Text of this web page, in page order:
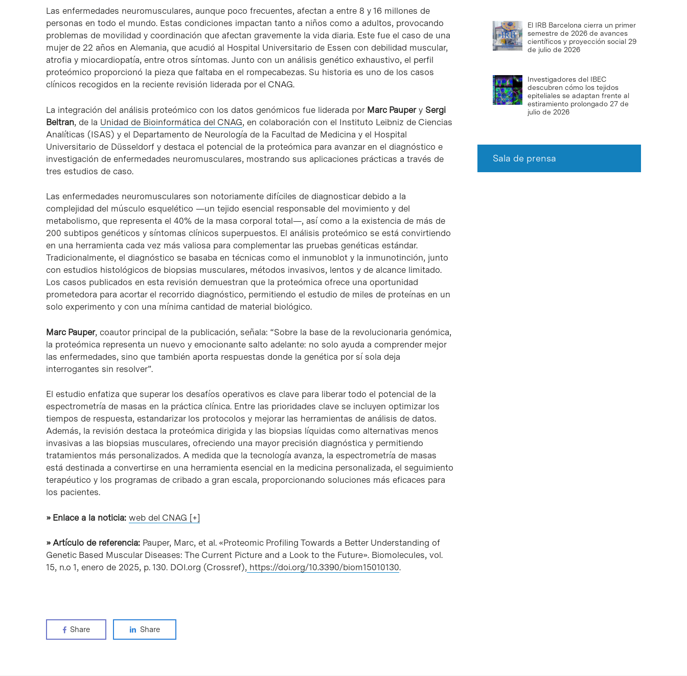
Las enfermedades neuromusculares, aunque poco frecuentes, afectan a entre 8 y 16 millones de
personas en todo el mundo. Estas condiciones impactan tanto a niños como a adultos, provocando
problemas de movilidad y coordinación que afectan gravemente la vida diaria. Este fue el caso de una
mujer de 22 años en Alemania, que acudió al Hospital Universitario de Essen con debilidad muscular,
atrofia y miocardiopatía, entre otros síntomas. Junto con un análisis genético exhaustivo, el perfil
proteómico proporcionó la pieza que faltaba en el rompecabezas. Su historia es uno de los casos
clínicos recogidos en la reciente revisión liderada por el CNAG.
La integración del análisis proteómico con los datos genómicos fue liderada por Marc Paupery Sergi
Beltran, de la Unidad de Bioinformática del CNAG, en colaboración con el Instituto Leibniz de Ciencias
Analíticas (ISAS) y el Departamento de Neurología de la Facultad de Medicina y el Hospital
Universitario de Düsseldorf y destaca el potencial de la proteómica para avanzar en el diagnóstico e
investigación de enfermedades neuromusculares, mostrando sus aplicaciones prácticas a través de
tres estudios de caso.
Las enfermedades neuromusculares son notoriamente difíciles de diagnosticar debido a la
complejidad del músculo esquelético —un tejido esencial responsable del movimiento y del
metabolismo, que representa el 40% de la masa corporal total—, así como a la existencia de más de
200 subtipos genéticos y síntomas clínicos superpuestos. El análisis proteómico se está convirtiendo
en una herramienta cada vez más valiosa para complementar las pruebas genéticas estándar.
Tradicionalmente, el diagnóstico se basaba en técnicas como el inmunoblot y la inmunotinción, junto
con estudios histológicos de biopsias musculares, métodos invasivos, lentos y de alcance limitado.
Los casos publicados en esta revisión demuestran que la proteómica ofrece una oportunidad
prometedora para acortar el recorrido diagnóstico, permitiendo el estudio de miles de proteínas en un
solo experimento y con una mínima cantidad de material biológico.
Marc Pauper, coautor principal de la publicación, señala: “Sobre la base de la revolucionaria genómica,
la proteómica representa un nuevo y emocionante salto adelante: no solo ayuda a comprender mejor
las enfermedades, sino que también aporta respuestas donde la genética por sí sola deja
interrogantes sin resolver”.
El estudio enfatiza que superar los desafíos operativos es clave para liberar todo el potencial de la
espectrometría de masas en la práctica clínica. Entre las prioridades clave se incluyen optimizar los
tiempos de respuesta, estandarizar los protocolos y mejorar las herramientas de análisis de datos.
Además, la revisión destaca la proteómica dirigida y las biopsias líquidas como alternativas menos
invasivas a las biopsias musculares, ofreciendo una mayor precisión diagnóstica y permitiendo
tratamientos más personalizados. A medida que la tecnología avanza, la espectrometría de masas
está destinada a convertirse en una herramienta esencial en la medicina personalizada, el seguimiento
terapéutico y los programas de cribado a gran escala, proporcionando soluciones más eficaces para
los pacientes.
» Enlace a la noticia: web del CNAG [+]
» Artículo de referencia: Pauper, Marc, et al. «Proteomic Profiling Towards a Better Understanding of
Genetic Based Muscular Diseases: The Current Picture and a Look to the Future». Biomolecules, vol.
15, n.o 1, enero de 2025, p. 130. DOI.org (Crossref), https://doi.org/10.3390/biom15010130.
Share Share
El IRB Barcelona cierra un primer
semestre de 2026 de avances
científicos y proyección social 29
de julio de 2026
Investigadores del IBEC
descubren cómo los tejidos
epiteliales se adaptan frente al
estiramiento prolongado 27 de
julio de 2026
Sala de prensa